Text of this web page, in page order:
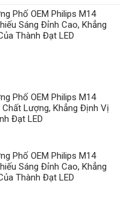
Phố OEM Philips M14
Sáng Đỉnh Cao, Khẳng
Thành Đạt LED
Phố OEM Philips M14
Chất Lượng, Khẳng Định Vị
Đạt LED
Phố OEM Philips M14
Sáng Đỉnh Cao, Khẳng
Thành Đạt LED